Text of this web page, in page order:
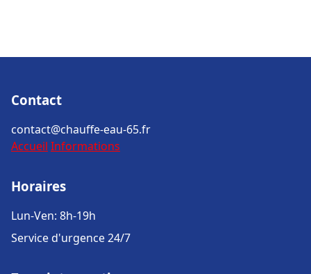
Contact
contact@chauffe-eau-65.fr
Accueil Informations
Horaires
Lun-Ven: 8h-19h
Service d'urgence 24/7